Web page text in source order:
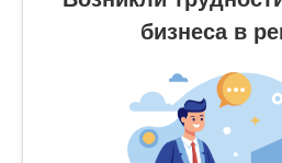
бизнеса в